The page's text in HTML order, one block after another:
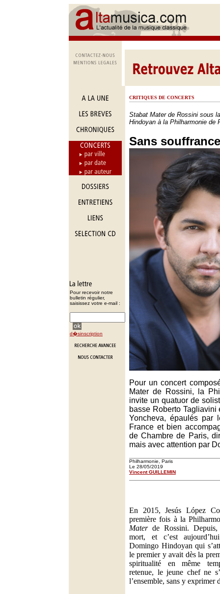
Pour recevoir notre
bulletin régulier,
saisissez votre e-mail :
d�sinscription
CRITIQUES DE CONCERTS
Stabat Mater de Rossini sous
Hindoyan à la Philharmonie de
Sans
Pour un concert
Mater de Rossini, la
invite un quatuor de
basse Roberto
Yoncheva, épaulés
France et bien
de Chambre de Paris,
mais avec attention par
Philharmonie, Paris
Le 28/05/2019
Vincent GUILLEMIN
En 2015, Jesús López
première fois à la
Materde Rossini. Depuis,
mort, et c’est
Domingo Hindoyan qui
le premier y avait dès la
spiritualité en même
retenue, le jeune chef ne
l’ensemble, sans y exprimer